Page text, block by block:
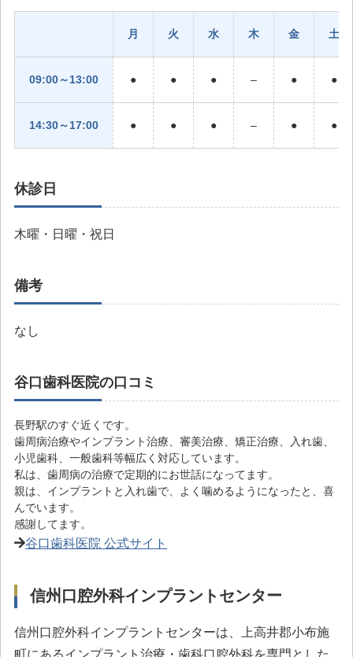
月 火 水 木 金 土
09:00～13:00 ● ● ● – ● ●
14:30～17:00 ● ● ● – ● ●
休診日
木曜・日曜・祝日
備考
なし
谷口歯科医院の口コミ
長野駅のすぐ近くです。
歯周病治療やインプラント治療、審美治療、矯正治療、入れ歯、
小児歯科、一般歯科等幅広く対応しています。
私は、歯周病の治療で定期的にお世話になってます。
親は、インプラントと入れ歯で、よく噛めるようになったと、喜
んでいます。
感謝してます。
谷口歯科医院 公式サイト
信州口腔外科インプラントセンター
信州口腔外科インプラントセンターは、上高井郡小布施
町にあるインプラント治療・歯科口腔外科を専門とした